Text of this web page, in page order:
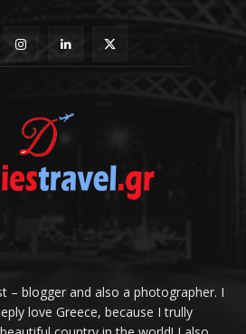
– blogger and also a photographer. I
love Greece, because I trully